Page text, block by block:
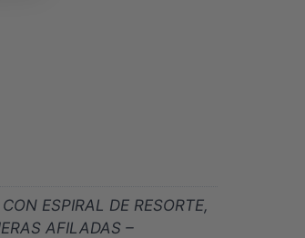
ESPIRAL DE RESORTE,
AFILADAS –